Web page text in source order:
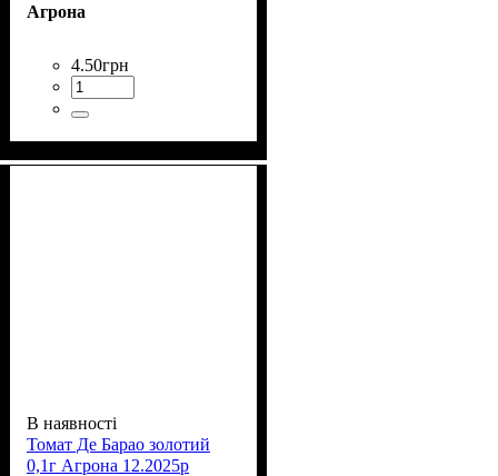
Агрона
4.50грн
В наявності
Томат Де Барао золотий
0,1г Агрона 12.2025р